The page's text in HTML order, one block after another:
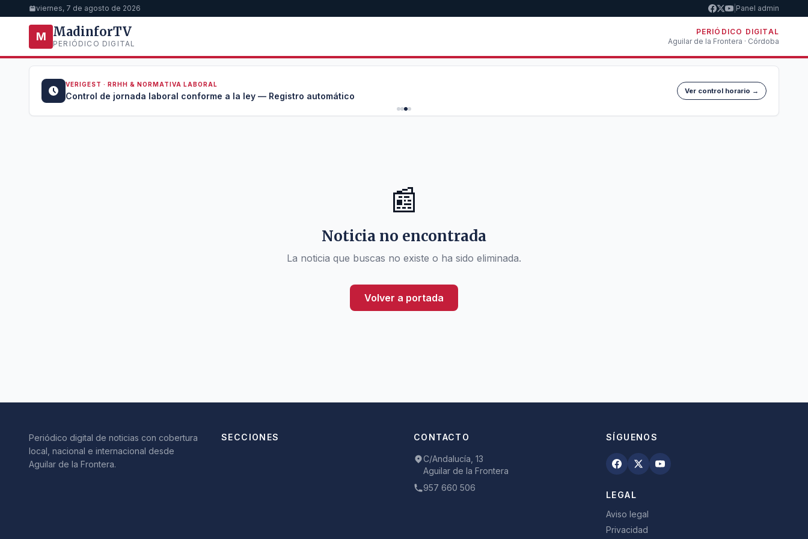
viernes, 7 de agosto de 2026 Panel admin
M MadinforTV
PERIÓDICO DIGITAL
PERIÓDICO DIGITAL
Aguilar de la Frontera · Córdoba
VERIGEST · RRHH & NORMATIVA LABORAL
Control de jornada laboral conforme a la ley — Registro automático Ver control horario →
📰
Noticia no encontrada
La noticia que buscas no existe o ha sido eliminada.
Volver a portada
Periódico digital de noticias con cobertura
local, nacional e internacional desde
Aguilar de la Frontera.
SECCIONES CONTACTO
C/Andalucía, 13
Aguilar de la Frontera
957 660 506
SÍGUENOS
LEGAL
Aviso legal
Privacidad